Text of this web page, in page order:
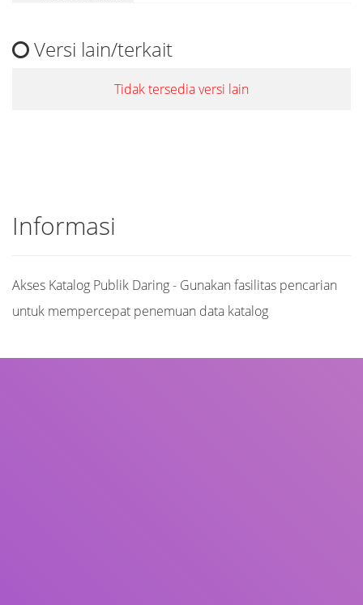
Versi lain/terkait
Tidak tersedia versi lain
Informasi
Akses Katalog Publik Daring - Gunakan fasilitas pencarian
untuk mempercepat penemuan data katalog